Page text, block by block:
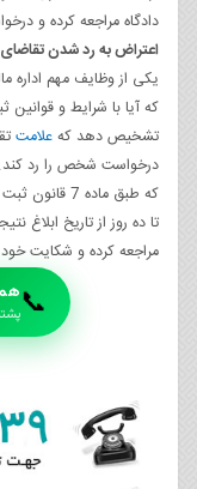
دادگاه مراجعه کرده و
اعتراض به رد شدن
یکی از وظایف مهم
که آیا با شرایط و
تشخیص دهد کهعلامت
درخواست شخص را رد
که طبق ماده
تا ده روز از تاریخ ابلاغ
مراجعه کرده و شکایت
📞